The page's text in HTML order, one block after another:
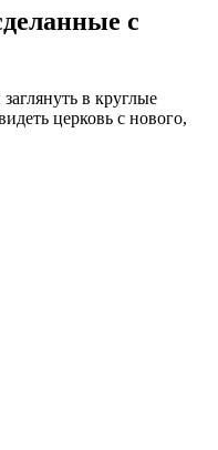
с
в круглые
церковь с нового,